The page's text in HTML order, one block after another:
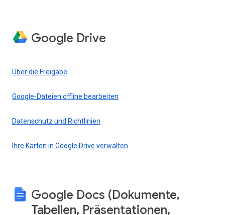
Google Drive
Über die Freigabe
Google-Dateien offline bearbeiten
Datenschutz und Richtlinien
Ihre Karten in Google Drive verwalten
Google Docs (Dokumente,
Tabellen, Präsentationen,